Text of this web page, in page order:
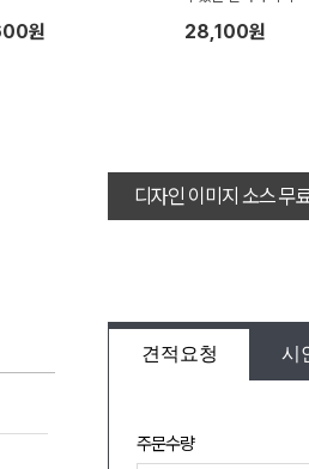
원 28,100원
디자인 이미지 소스 무
견적요청 시
주문수량